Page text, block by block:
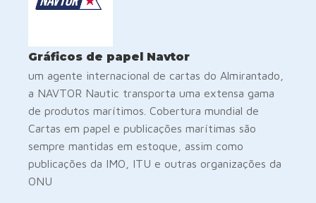
Gráficos de papel Navtor
um agente internacional de cartas do Almirantado,
a NAVTOR Nautic transporta uma extensa gama
de produtos marítimos. Cobertura mundial de
Cartas em papel e publicações marítimas são
sempre mantidas em estoque, assim como
publicações da IMO, ITU e outras organizações da
ONU